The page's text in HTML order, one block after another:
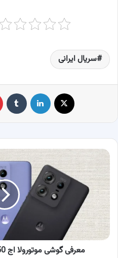
سریال ایرانی
لینکدین
معرفی
گوشی
موتورولا
اج
50
پرو
+
دوربین
و
معرفی گوشی موتورولا اج 50 پرو + دوربین و طراحی